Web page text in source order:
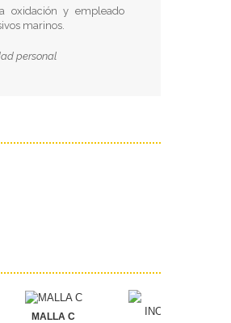
oxidación y empleado
marinos.
personal
MALLA C